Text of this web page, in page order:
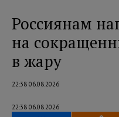
Россиянам
на
в жару
22:38 06.08.2026
22:38 06.08.2026